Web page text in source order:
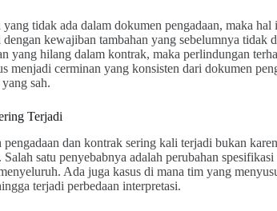
tidak ada dalam dokumen pengadaan, maka
kewajiban tambahan yang sebelumnya tidak
yang hilang dalam kontrak, maka perlindungan
menjadi cerminan yang konsisten dari dokumen
sah.
Terjadi
dan kontrak sering kali terjadi bukan
satu penyebabnya adalah perubahan
Ada juga kasus di mana tim yang
terjadi perbedaan interpretasi.